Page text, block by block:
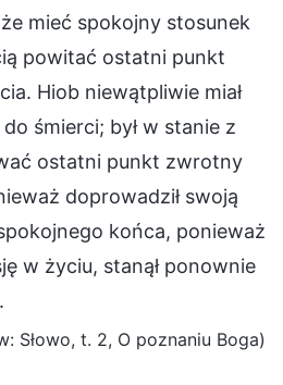
mieć spokojny stosunek
powitać ostatni punkt
Hiob niewątpliwie miał
śmierci; był w stanie z
ostatni punkt zwrotny
doprowadził swoją
końca, ponieważ
w życiu, stanął ponownie
Słowo, t. 2, O poznaniu Boga)